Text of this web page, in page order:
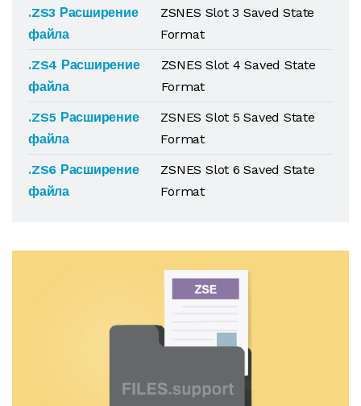
.ZS3 Расширение
файла
ZSNES Slot 3 Saved State
Format
.ZS4 Расширение
файла
ZSNES Slot 4 Saved State
Format
.ZS5 Расширение
файла
ZSNES Slot 5 Saved State
Format
.ZS6 Расширение
файла
ZSNES Slot 6 Saved State
Format